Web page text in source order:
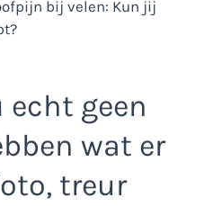
geen
wat er
treur